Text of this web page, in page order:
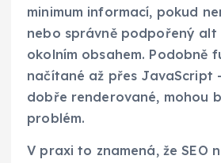
minimum informací, pokud
nebo správně podpořený alt
okolním obsahem. Podobně
načítané až přes JavaScript
dobře renderované, mohou
problém.
V praxi to znamená, že SEO